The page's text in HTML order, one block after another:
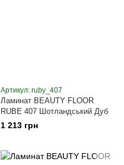
Артикул: ruby_407
Ламинат BEAUTY FLOOR
RUBE 407 Шотландський Дуб
1 213 грн